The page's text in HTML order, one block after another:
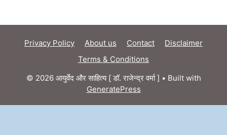
Privacy Policy About us Contact
Disclaimer
Terms & Conditions
© 2026 आयुर्वेद और साहित्य [ डॉ. राजेन्द्र वर्मा ] • Built with
GeneratePress